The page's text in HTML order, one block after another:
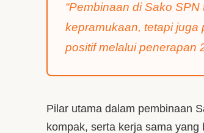
“Pembinaan di Sako
kepramukaan, tetapi juga
positif melalui penerapan
Pilar utama dalam pembinaan
kompak, serta kerja sama